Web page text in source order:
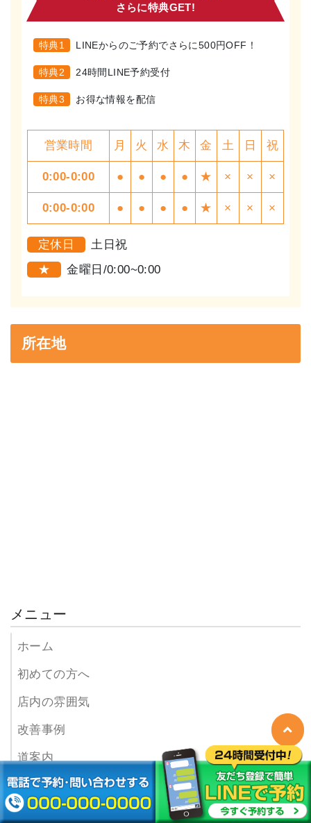
さらに特典GET!
特典1 LINEからのご予約でさらに500円OFF！
特典2 24時間LINE予約受付
特典3 お得な情報を配信
営業時間 月 火 水 木 金 土 日 祝
0:00-0:00 ● ● ● ● ★ × × ×
0:00-0:00 ● ● ● ● ★ × × ×
定休日
土日祝
★
金曜日/0:00~0:00
所在地
メニュー
ホーム
初めての方へ
店内の雰囲気
改善事例
道案内
料金表
ご予約・お問い合わせ